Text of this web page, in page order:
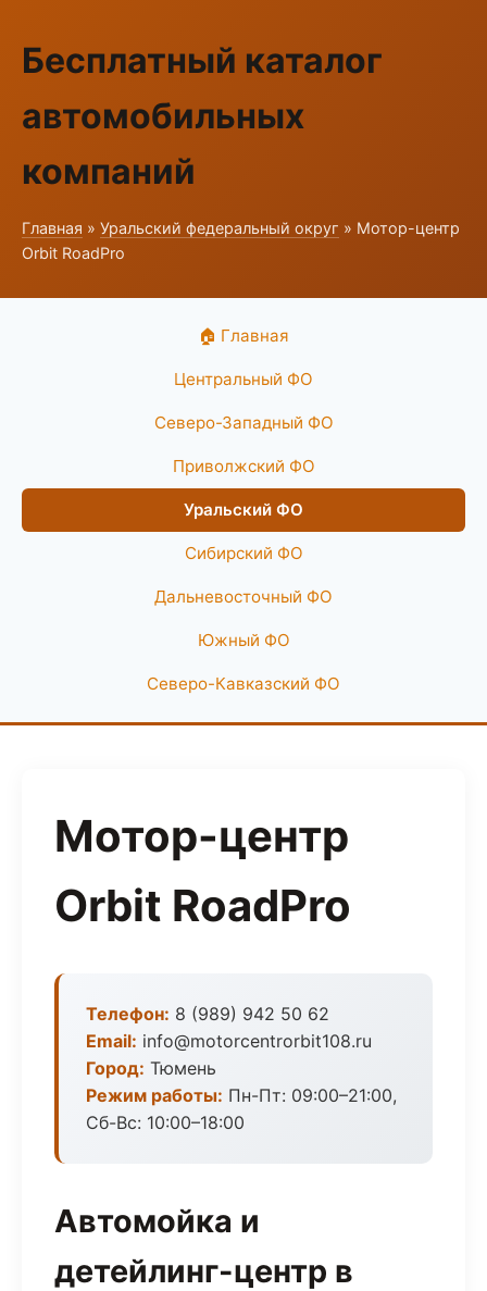
Бесплатный каталог
автомобильных
компаний
Главная » Уральский федеральный округ » Мотор-центр
Orbit RoadPro
🏠 Главная
Центральный ФО
Северо-Западный ФО
Приволжский ФО
Уральский ФО
Сибирский ФО
Дальневосточный ФО
Южный ФО
Северо-Кавказский ФО
Мотор-центр
Orbit RoadPro
Телефон: 8 (989) 942 50 62
Email: info@motorcentrorbit108.ru
Город: Тюмень
Режим работы: Пн-Пт: 09:00–21:00,
Сб-Вс: 10:00–18:00
Автомойка и
детейлинг-центр в